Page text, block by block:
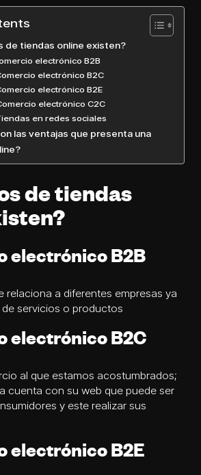
de tiendas online existen?
electrónico B2B
electrónico B2C
electrónico B2E
electrónico C2C
en redes sociales
las ventajas que presenta una
de tiendas
electrónico B2B
relaciona a diferentes empresas ya
servicios o productos
electrónico B2C
al que estamos acostumbrados;
cuenta con su web que puede ser
y este realizar sus
electrónico B2E